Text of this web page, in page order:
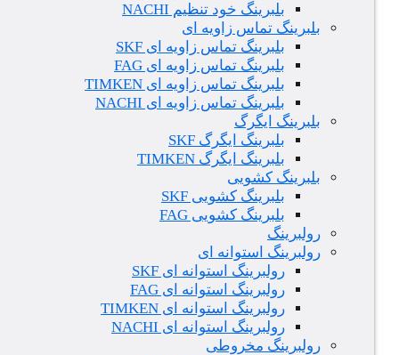
بلبرینگ خود تنظیم NACHI
بلبرینگ تماس زاویه ای
بلبرینگ تماس زاویه ای SKF
بلبرینگ تماس زاویه ای FAG
بلبرینگ تماس زاویه ای TIMKEN
بلبرینگ تماس زاویه ای NACHI
بلبرینگ ایگرگ
بلبرینگ ایگرگ SKF
بلبرینگ ایگرگ TIMKEN
بلبرینگ کشویی
بلبرینگ کشویی SKF
بلبرینگ کشویی FAG
رولبرینگ
رولبرینگ استوانه ای
رولبرینگ استوانه ای SKF
رولبرینگ استوانه ای FAG
رولبرینگ استوانه ای TIMKEN
رولبرینگ استوانه ای NACHI
رولبرینگ مخروطی